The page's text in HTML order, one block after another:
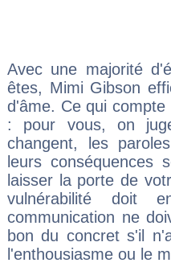
Avec une majorité
êtes, Mimi Gibson
d'âme. Ce qui
: pour vous, on
changent, les
leurs conséquences
laisser la porte de
vulnérabilité doit
communication ne
bon du concret s'il
l'enthousiasme ou le